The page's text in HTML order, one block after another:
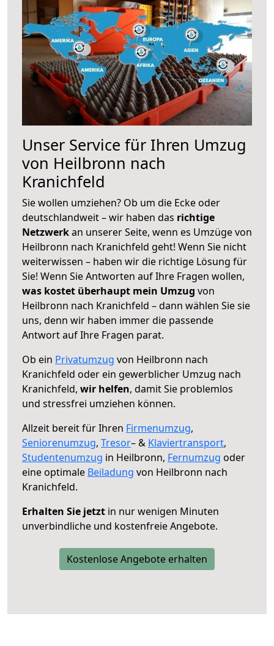
Unser Service für Ihren Umzug
von Heilbronn nach
Kranichfeld
Sie wollen umziehen? Ob um die Ecke oder
deutschlandweit – wir haben das richtige
Netzwerkan unserer Seite, wenn es Umzüge von
Heilbronn nach Kranichfeld geht! Wenn Sie nicht
weiterwissen – haben wir die richtige Lösung für
Sie! Wenn Sie Antworten auf Ihre Fragen wollen,
was kostet überhaupt mein Umzug von
Heilbronn nach Kranichfeld – dann wählen Sie sie
uns, denn wir haben immer die passende
Antwort auf Ihre Fragen parat.
Ob ein Privatumzug von Heilbronn nach
Kranichfeld oder ein gewerblicher Umzug nach
Kranichfeld, wir helfen, damit Sie problemlos
und stressfrei umziehen können.
Allzeit bereit für Ihren Firmenumzug,
Seniorenumzug, Tresor– & Klaviertransport,
Studentenumzug in Heilbronn, Fernumzug oder
eine optimale Beiladung von Heilbronn nach
Kranichfeld.
Erhalten Sie jetzt in nur wenigen Minuten
unverbindliche und kostenfreie Angebote.
Kostenlose Angebote erhalten